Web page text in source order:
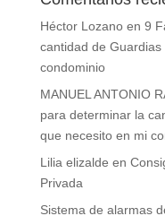
Héctor Lozanoen 9
cantidad de
condominio
MANUEL ANTONIO
para determinar la
que necesito en mi
Lilia elizalde en
Privada
Sistema de alarmas